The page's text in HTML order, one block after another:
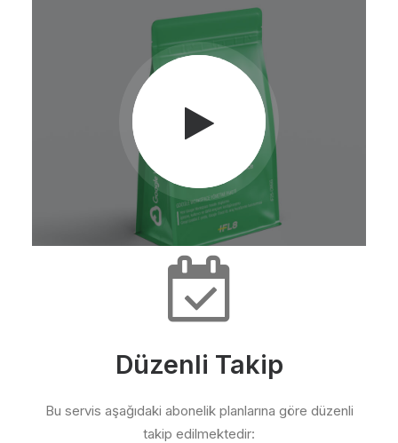
Düzenli Takip
Bu servis aşağıdaki abonelik planlarına göre düzenli
takip edilmektedir: